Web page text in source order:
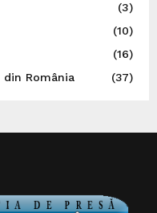
(3)
(10)
(16)
România
(37)